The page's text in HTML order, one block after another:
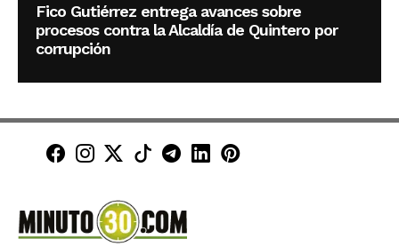
Fico Gutiérrez entrega avances sobre
procesos contra la Alcaldía de Quintero por
corrupción
Minuto30 en Facebook
Minuto30 en Instagram
Minuto30 en X (Twitter)
Minuto30 en TikTok
Canal de Minuto30 en
Minuto30 en LinkedIn
Minuto30 en